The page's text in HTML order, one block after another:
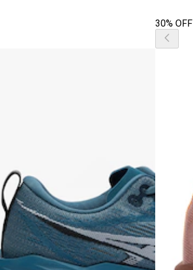
30% OFF